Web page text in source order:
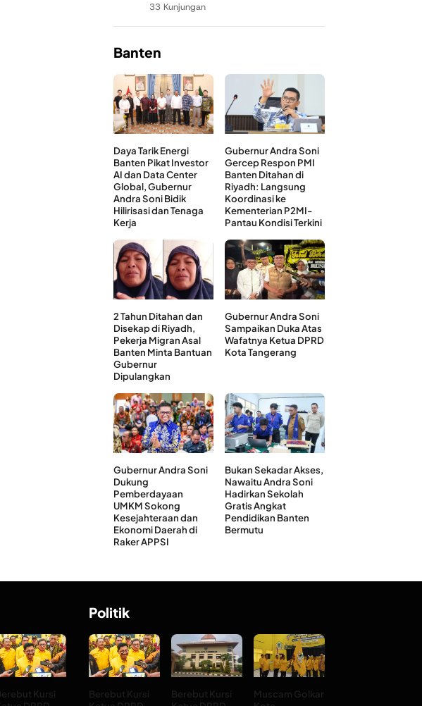
33 Kunjungan
Banten
Daya Tarik Energi
Banten Pikat Investor
AI dan Data Center
Global, Gubernur
Andra Soni Bidik
Hilirisasi dan Tenaga
Kerja
Gubernur Andra Soni
Gercep Respon PMI
Banten Ditahan di
Riyadh: Langsung
Koordinasi ke
Kementerian P2MI-
Pantau Kondisi Terkini
2 Tahun Ditahan dan
Disekap di Riyadh,
Pekerja Migran Asal
Banten Minta Bantuan
Gubernur
Dipulangkan
Gubernur Andra Soni
Sampaikan Duka Atas
Wafatnya Ketua DPRD
Kota Tangerang
Gubernur Andra Soni
Dukung
Pemberdayaan
UMKM Sokong
Kesejahteraan dan
Ekonomi Daerah di
Raker APPSI
Bukan Sekadar Akses,
Nawaitu Andra Soni
Hadirkan Sekolah
Gratis Angkat
Pendidikan Banten
Bermutu
Kursi
Politik
Berebut Kursi
Berebut Kursi
Muscam Golkar